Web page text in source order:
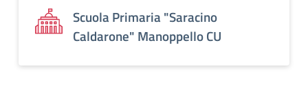
Scuola Primaria "Saracino
Caldarone" Manoppello CU